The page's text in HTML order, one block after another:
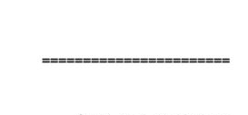
=======================